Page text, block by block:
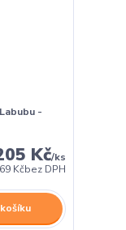
-
Kč/ks
Kčbez DPH